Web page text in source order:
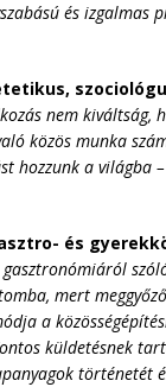
és izgalmas
nem kiváltság,
közös munka
hozzunk a világba
és
gasztronómiáról
mert
a
küldetésnek
történetét